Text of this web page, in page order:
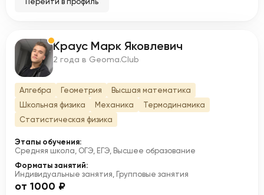
К Краус Марк Яковлевич
2 года в Geoma.Club
Алгебра Геометрия
Высшая математика
Школьная физика
Механика
Термодинамика
Статистическая физика
Этапы обучения:
Средняя школа, ОГЭ, ЕГЭ, Высшее образование
Форматы занятий:
Индивидуальные занятия, Групповые занятия
от 1000 ₽